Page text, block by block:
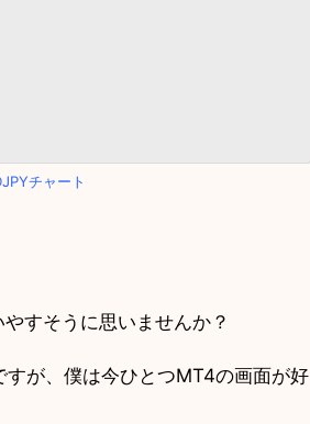
チャート
すそうに思いませんか？
が、僕は今ひとつMT4の画面が好